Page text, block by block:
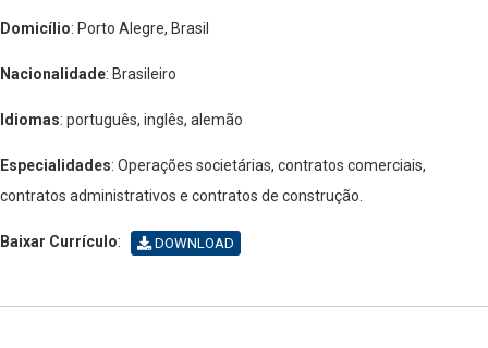
Domicílio: Porto Alegre, Brasil
Nacionalidade: Brasileiro
Idiomas: português, inglês, alemão
Especialidades: Operações societárias, contratos comerciais,
contratos administrativos e contratos de construção.
Baixar Currículo: DOWNLOAD